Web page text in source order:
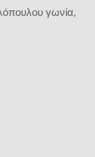
γωνία,